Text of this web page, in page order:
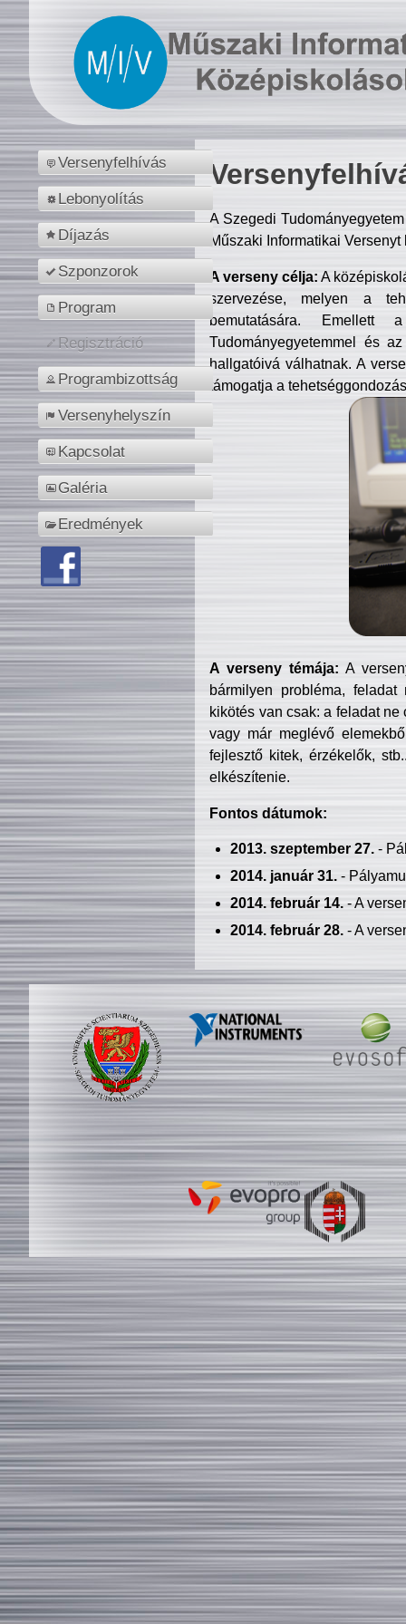
Versenyfelhívás
Lebonyolítás
Díjazás
Szponzorok
Program
Regisztráció
Programbizottság
Versenyhelyszín
Kapcsolat
Galéria
Eredmények
A Szegedi
Műszaki Informatikai
A verseny célja: A
szervezése, melyen a
bemutatására. Emellett
Tudományegyetemmel és
hallgatóivá válhatnak. A
támogatja a
A verseny témája: A
bármilyen probléma, feladat
kikötés van csak: a feladat
vagy már meglévő
fejlesztő kitek, érzékelők,
elkészítenie.
Fontos dátumok:
2013. szeptember 27.-
2014. január 31.-
2014. február 14.- A
2014. február 28.- A